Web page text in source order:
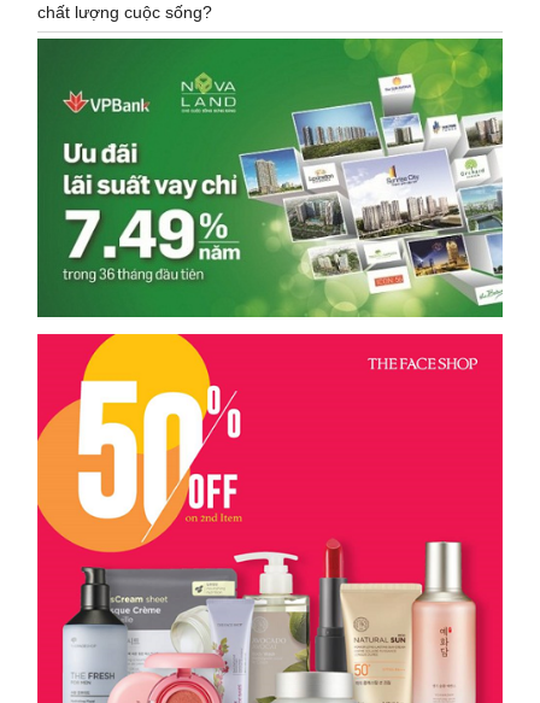
chất lượng cuộc sống?